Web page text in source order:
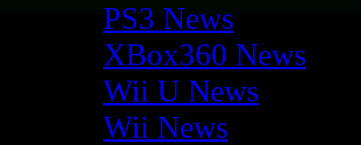
PS3 News
XBox360 News
Wii U News
Wii News